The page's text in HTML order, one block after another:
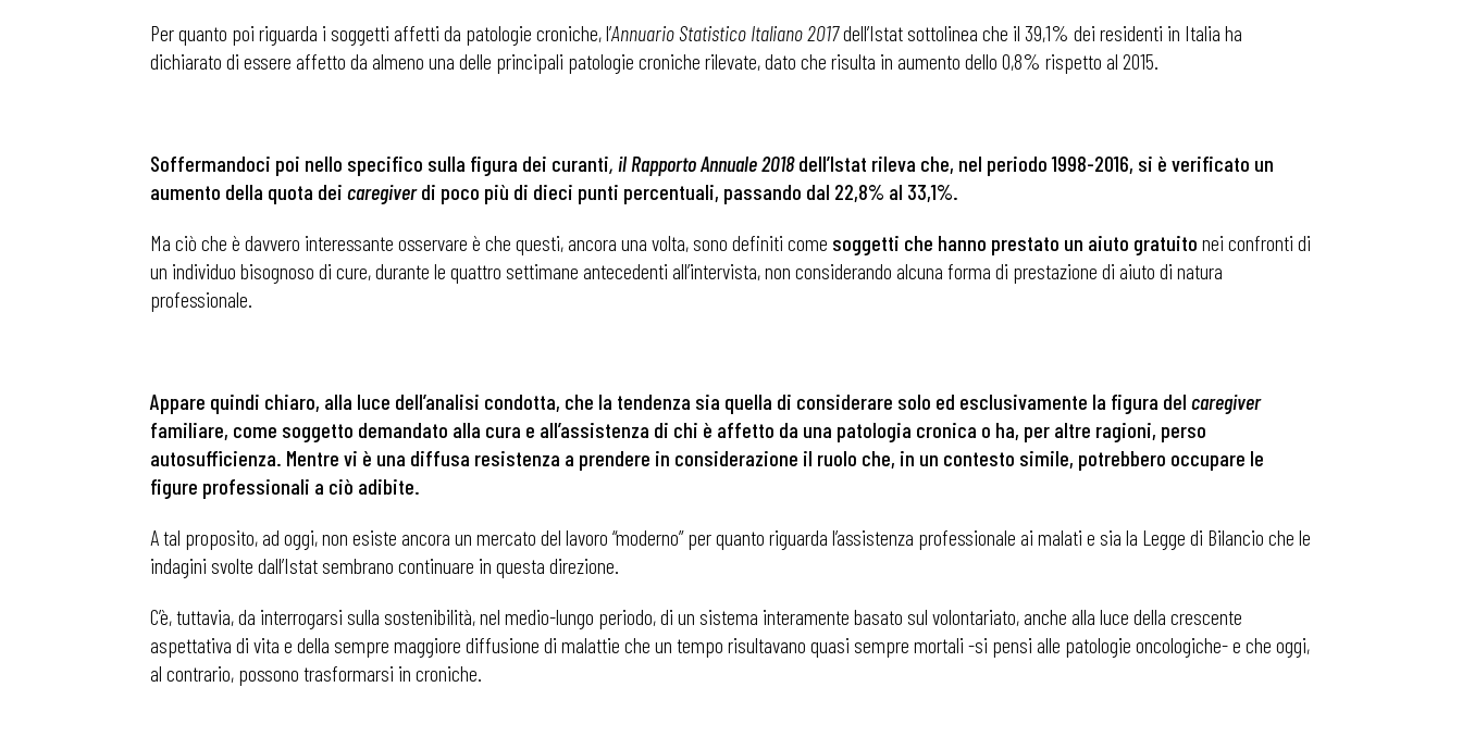
Articoli
Per quanto poi riguarda i soggetti affetti da patologie croniche, l’Annuario Statistico Italiano 2017dell’Istat sottolinea che il 39,1% dei residenti in Italia ha
dichiarato di essere affetto da almeno una delle principali patologie croniche rilevate, dato che risulta in aumento dello 0,8% rispetto al 2015.
Soffermandoci poi nello specifico sulla figura dei curanti, il Rapporto Annuale 2018dell’Istat rileva che, nel periodo 1998-2016, si è verificato un
aumento della quota dei caregiverdi poco più di dieci punti percentuali, passando dal 22,8% al 33,1%.
Ma ciò che è davvero interessante osservare è che questi, ancora una volta, sono definiti come soggetti che hanno prestato un aiuto gratuito nei confronti di
un individuo bisognoso di cure, durante le quattro settimane antecedenti all’intervista, non considerando alcuna forma di prestazione di aiuto di natura
professionale.
Appare quindi chiaro, alla luce dell’analisi condotta, che la tendenza sia quella di considerare solo ed esclusivamente la figura del caregiver
familiare, come soggetto demandato alla cura e all’assistenza di chi è affetto da una patologia cronica o ha, per altre ragioni, perso
autosufficienza. Mentre vi è una diffusa resistenza a prendere in considerazione il ruolo che, in un contesto simile, potrebbero occupare le
figure professionali a ciò adibite.
A tal proposito, ad oggi, non esiste ancora un mercato del lavoro “moderno” per quanto riguarda l’assistenza professionale ai malati e sia la Legge di Bilancio che le
indagini svolte dall’Istat sembrano continuare in questa direzione.
C’è, tuttavia, da interrogarsi sulla sostenibilità, nel medio-lungo periodo, di un sistema interamente basato sul volontariato, anche alla luce della crescente
aspettativa di vita e della sempre maggiore diffusione di malattie che un tempo risultavano quasi sempre mortali -si pensi alle patologie oncologiche- e che oggi,
al contrario, possono trasformarsi in croniche.